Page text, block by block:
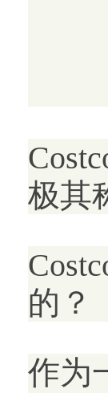
极其
的？
作为